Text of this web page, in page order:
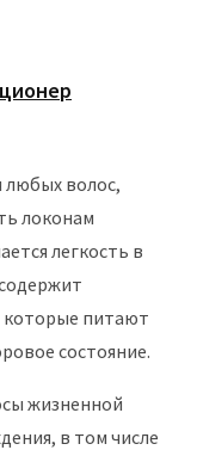
любых волос,
локонам
легкость в
которые питают
состояние.
жизненной
в том числе